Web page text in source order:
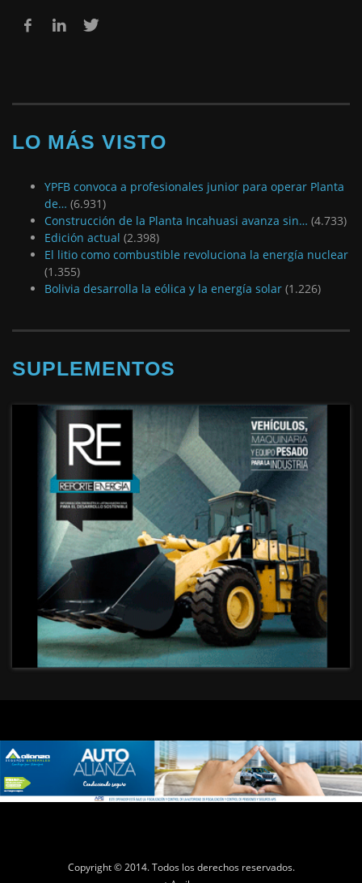
LO MÁS VISTO
YPFB convoca a profesionales junior para operar Planta
de… (6.931)
Construcción de la Planta Incahuasi avanza sin… (4.733)
Edición actual (2.398)
El litio como combustible revoluciona la energía nuclear
(1.355)
Bolivia desarrolla la eólica y la energía solar (1.226)
SUPLEMENTOS
Copyright © 2014. Todos los derechos reservados.